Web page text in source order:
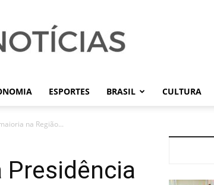
Notícias
ESPORTES BRASIL CULTURA
na Região...